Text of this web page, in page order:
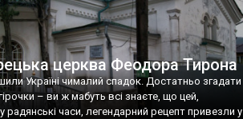
церква Феодора Тирона
Україні чималий спадок. Достатньо згадати
– ви ж мабуть всі знаєте, що цей,
радянські часи, легендарний рецепт привезли у